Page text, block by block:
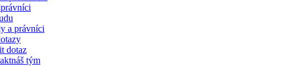
právníci
a právníci
dotaz
náš tým